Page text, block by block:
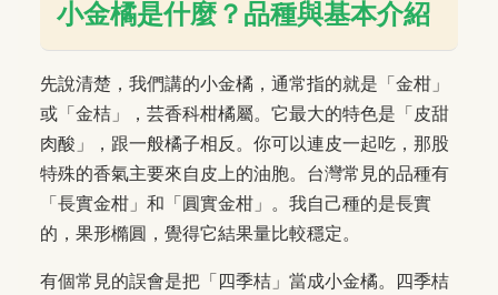
小金橘是什麼？品種與基本介紹
先說清楚，我們講的小金橘，通常指的就是「金柑」
或「金桔」，芸香科柑橘屬。它最大的特色是「皮甜
肉酸」，跟一般橘子相反。你可以連皮一起吃，那股
特殊的香氣主要來自皮上的油胞。台灣常見的品種有
「長實金柑」和「圓實金柑」。我自己種的是長實
的，果形橢圓，覺得它結果量比較穩定。
有個常見的誤會是把「四季桔」當成小金橘。四季桔